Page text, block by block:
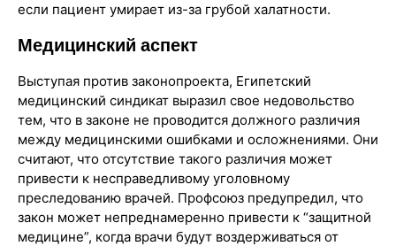
если пациент умирает из-за грубой халатности.
Медицинский аспект
Выступая против законопроекта, Египетский
медицинский синдикат выразил свое недовольство
тем, что в законе не проводится должного различия
между медицинскими ошибками и осложнениями. Они
считают, что отсутствие такого различия может
привести к несправедливому уголовному
преследованию врачей. Профсоюз предупредил, что
закон может непреднамеренно привести к “защитной
медицине”, когда врачи будут воздерживаться от